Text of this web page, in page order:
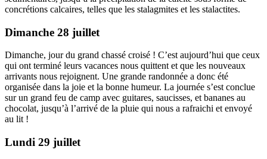
concrétions calcaires, telles que les stalagmites et les stalactites.
Dimanche 28 juillet
Dimanche, jour du grand chassé croisé ! C’est aujourd’hui que ceux
qui ont terminé leurs vacances nous quittent et que les nouveaux
arrivants nous rejoignent. Une grande randonnée a donc été
organisée dans la joie et la bonne humeur. La journée s’est conclue
sur un grand feu de camp avec guitares, saucisses, et bananes au
chocolat, jusqu’à l’arrivé de la pluie qui nous a rafraichi et envoyé
au lit !
Lundi 29 juillet